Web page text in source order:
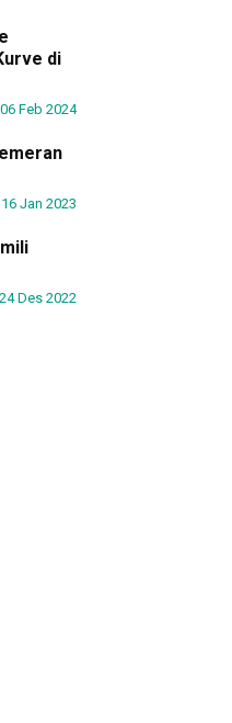
di
06 Feb 2024
16 Jan 2023
24 Des 2022